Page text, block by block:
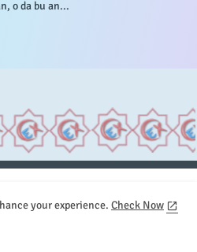
o da bu an...
İletişim
your experience. Check Now